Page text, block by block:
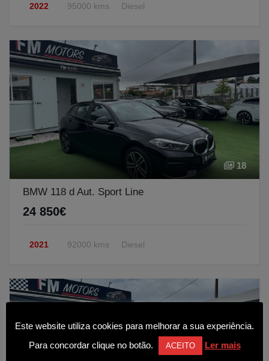
2022 95000 kms Diesel
18
BMW 118 d Aut. Sport Line
24 850€
2021 92000 kms Diesel
Este website utiliza cookies para melhorar a sua experiência.
Para concordar clique no botão.
ACEITO Ler mais